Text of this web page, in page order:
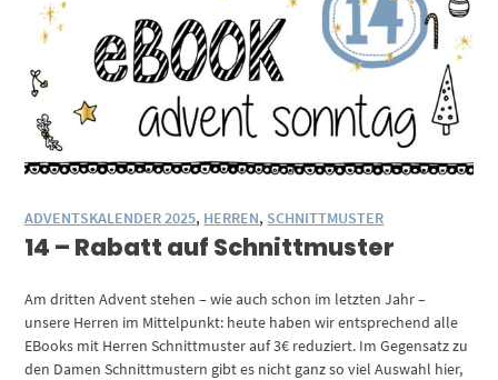
ADVENTSKALENDER 2025, HERREN, SCHNITTMUSTER
14 – Rabatt auf Schnittmuster
Am dritten Advent stehen – wie auch schon im letzten Jahr –
unsere Herren im Mittelpunkt: heute haben wir entsprechend alle
EBooks mit Herren Schnittmuster auf 3€ reduziert. Im Gegensatz zu
den Damen Schnittmustern gibt es nicht ganz so viel Auswahl hier,